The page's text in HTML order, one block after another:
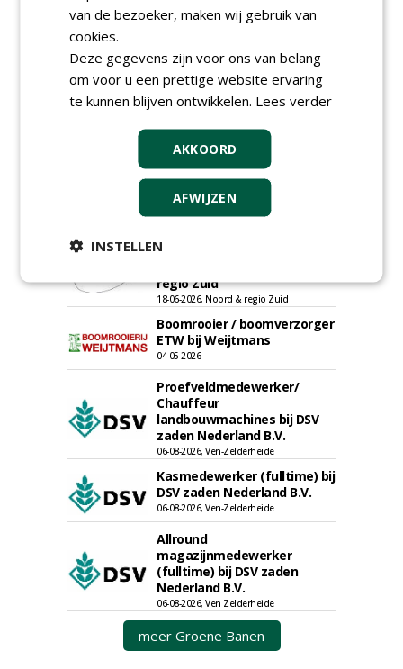
Groeiplaats specialist bij
Boomtotaalzorg32-40 uur
30-07-2026, Schalkwijk
Boomtotaalzorg24-40 uur
30-07-2026, Schalkwijk
Projectleider (HBO - 40 uur)
bij Weijtmans
22-07-2026, Udenhout
Rayon- account manager
regio Zuid
18-06-2026, Noord & regio Zuid
Boomrooier / boomverzorger
ETW bij Weijtmans
04-05-2026
Proefveldmedewerker/
Chauffeur
landbouwmachines bij DSV
zaden Nederland B.V.
06-08-2026, Ven-Zelderheide
Kasmedewerker (fulltime) bij
DSV zaden Nederland B.V.
06-08-2026, Ven-Zelderheide
Allround
magazijnmedewerker
(fulltime) bij DSV zaden
Nederland B.V.
06-08-2026, Ven Zelderheide
meer Groene Banen
van de bezoeker, maken wij gebruik van
cookies.
Deze gegevens zijn voor ons van belang
om voor u een prettige website ervaring
te kunnen blijven ontwikkelen. Lees verder
AKKOORD
AFWIJZEN
INSTELLEN